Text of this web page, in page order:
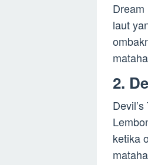
laut
2.
ketika